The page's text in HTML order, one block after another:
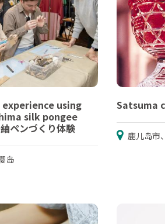
experience using
silk pongee
ペンづくり体験
岛
Satsuma
鹿儿岛市